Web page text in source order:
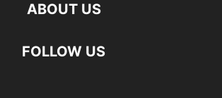
ABOUT US
FOLLOW US